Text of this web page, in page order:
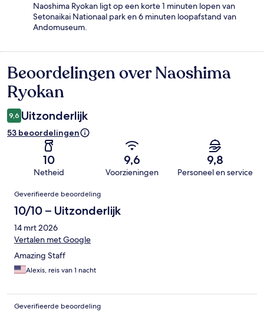
Naoshima Ryokan ligt op een korte 1 minuten lopen van
Setonaikai Nationaal park en 6 minuten loopafstand van
Andomuseum.
Beoordelingen
Beoordelingen over Naoshima
Ryokan
9,6 Uitzonderlijk
53 beoordelingen
10
Netheid
9,6
Voorzieningen
9,8
Personeel en service
Beoordelingen
Geverifieerde beoordeling
10/10 – Uitzonderlijk
14 mrt 2026
Vertalen met Google
Amazing Staff
Alexis, reis van 1 nacht
Geverifieerde beoordeling